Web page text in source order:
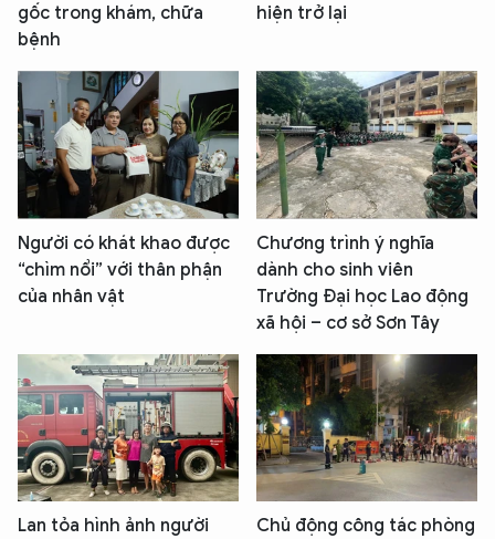
gốc trong khám, chữa
bệnh
hiện trở lại
Người có khát khao được
“chìm nổi” với thân phận
của nhân vật
Chương trình ý nghĩa
dành cho sinh viên
Trường Đại học Lao động
xã hội – cơ sở Sơn Tây
Lan tỏa hình ảnh người
Chủ động công tác phòng